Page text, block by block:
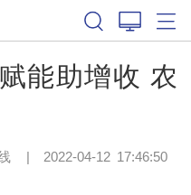
能助增收 农
| 2022-04-12 17:46:50